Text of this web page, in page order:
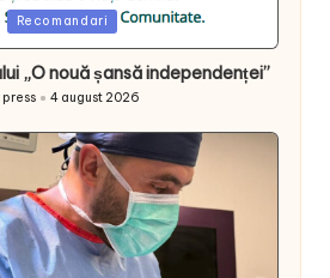
Recomandari
„O nouă șansă independenței”
press 4 august 2026